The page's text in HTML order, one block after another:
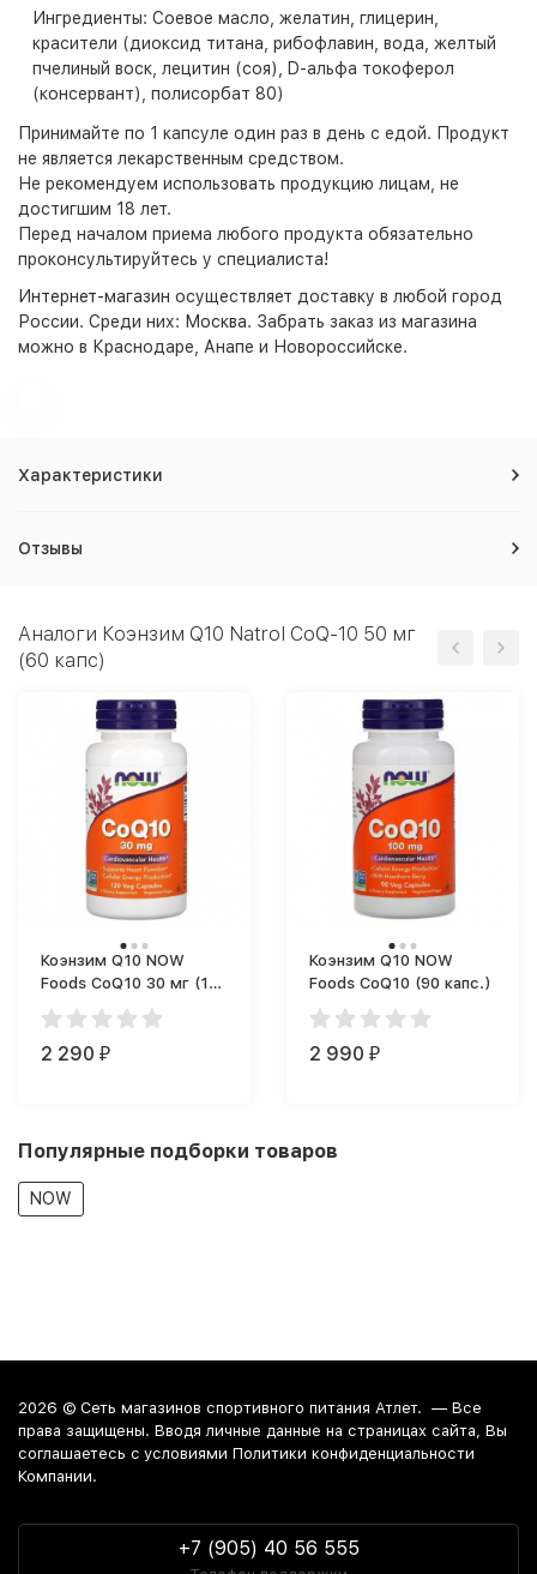
Ингредиенты: Соевое масло, желатин, глицерин,
красители (диоксид титана, рибофлавин, вода, желтый
пчелиный воск, лецитин (соя), D-альфа токоферол
(консервант), полисорбат 80)
Принимайте по 1 капсуле один раз в день с едой. Продукт
не является лекарственным средством.
Не рекомендуем использовать продукцию лицам, не
достигшим 18 лет.
Перед началом приема любого продукта обязательно
проконсультируйтесь у специалиста!
Интернет-магазин осуществляет доставку в любой город
России. Среди них: Москва. Забрать заказ из магазина
можно в Краснодаре, Анапе и Новороссийске.
Характеристики
Отзывы
Аналоги Коэнзим Q10 Natrol CoQ-10 50 мг
(60 капс)
Коэнзим Q10 NOW
Foods CoQ10 30 мг (120
капс.)
2 290 ₽
Коэнзим Q10 NOW
Foods CoQ10 (90 капс.)
2 990 ₽
Популярные подборки товаров
NOW
2026 © Сеть магазинов спортивного питания Атлет. — Все
права защищены. Вводя личные данные на страницах сайта, Вы
соглашаетесь c условиями Политики конфиденциальности
Компании.
+7 (905) 40 56 555